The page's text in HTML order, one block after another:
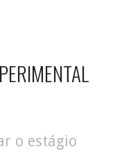
o estágio